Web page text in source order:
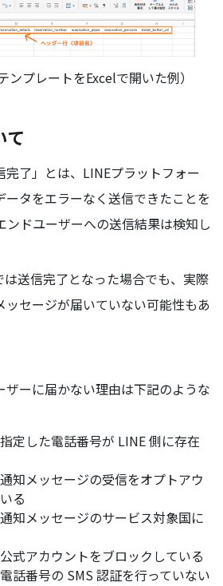
ンプレートをExcelで開いた例）
て
了」とは、LINEプラットフォー
ータをエラーなく送信できたことを
ンドユーザーへの送信結果は検知し
は送信完了となった場合でも、実際
ッセージが届いていない可能性もあ
ーに届かない理由は下記のような
定した電話番号が LINE 側に存在
知メッセージの受信をオプトアウ
る
知メッセージのサービス対象国に
式アカウントをブロックしている
話番号の SMS 認証を行っていない